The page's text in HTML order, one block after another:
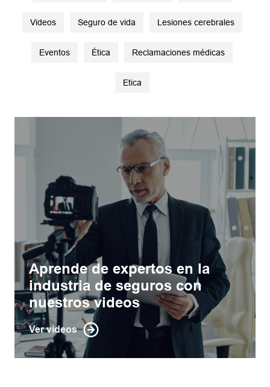
Videos Seguro de vida Lesiones cerebrales
Eventos Ética Reclamaciones médicas
Etica
Aprende de expertos en la
industria de seguros con
nuestros videos
Ver videos